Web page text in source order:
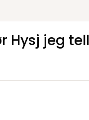
Hysj jeg